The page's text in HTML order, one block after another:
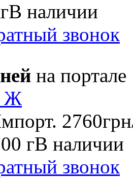
В наличии
звонок
на портале
Ж
гВ наличии
звонок